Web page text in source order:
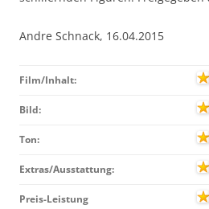
Andre Schnack, 16.04.2015
Film/Inhalt:
Bild:
Ton:
Extras/Ausstattung:
Preis-Leistung